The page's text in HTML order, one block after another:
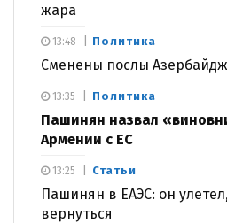
жара
Политика
Сменены послы
13:48
Политика
Пашинян назвал
Армении с ЕС
13:35
Статьи
Пашинян в ЕАЭС: он
вернуться
13:25